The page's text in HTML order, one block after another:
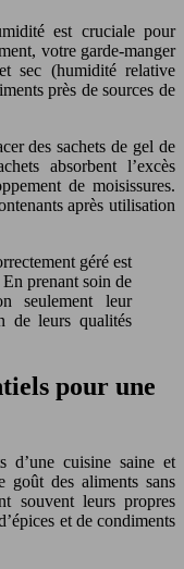
est cruciale pour
votre garde-manger
sec (humidité relative
près de sources de
des sachets de gel de
absorbent l’excès
de moisissures.
après utilisation
prenant soin de
seulement leur
de leurs qualités
pour une
d’une cuisine saine et
goût des aliments sans
souvent leurs propres
et de condiments